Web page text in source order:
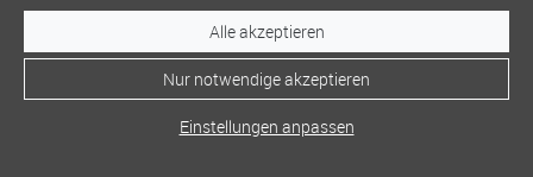
Alle akzeptieren
Nur notwendige akzeptieren
Einstellungen anpassen